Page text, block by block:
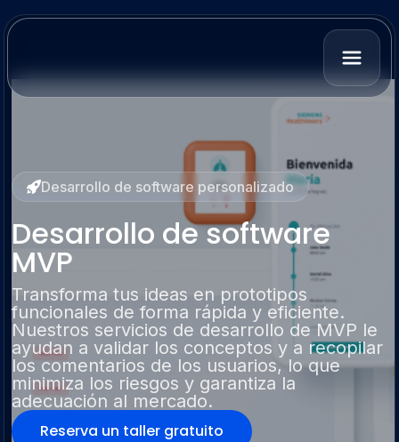
Desarrollo de software personalizado
Desarrollo de software
MVP
Transforma tus ideas en prototipos
funcionales de forma rápida y eficiente.
Nuestros servicios de desarrollo de MVP le
ayudan a validar los conceptos y a recopilar
los comentarios de los usuarios, lo que
minimiza los riesgos y garantiza la
adecuación al mercado.
Reserva un taller gratuito